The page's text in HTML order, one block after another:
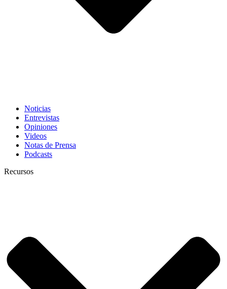
Noticias
Entrevistas
Opiniones
Videos
Notas de Prensa
Podcasts
Recursos